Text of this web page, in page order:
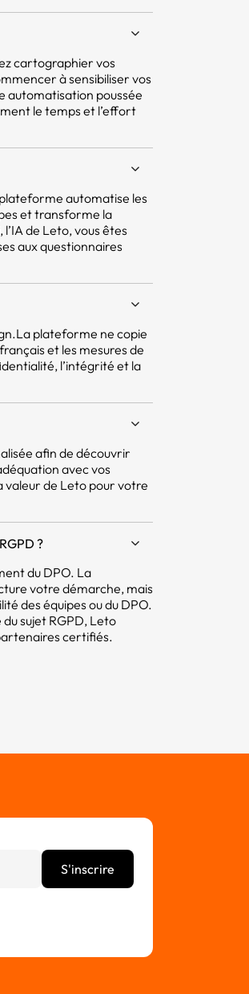
cartographier vos
à sensibiliser vos
automatisation poussée
le temps et l’effort
automatise les
et transforme la
de Leto, vous êtes
aux questionnaires
plateforme ne copie
et les mesures de
l’intégrité et la
afin de découvrir
avec vos
valeur de Leto pour votre
?
du DPO. La
votre démarche, mais
des équipes ou du DPO.
sujet RGPD, Leto
certifiés.